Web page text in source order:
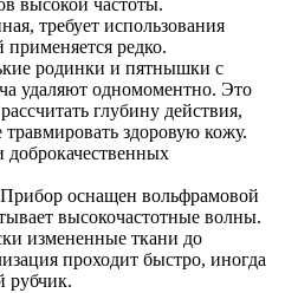
высокой частоты.
требует использования
применяется редко.
родинки и пятнышки с
удаляют одномоментно. Это
глубину действия,
здоровую кожу.
доброкачественных
оснащен вольфрамовой
высокочастотные волны.
измененные ткани до
проходит быстро, иногда
рубчик.